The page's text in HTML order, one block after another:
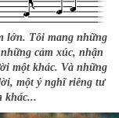
lớn. Tôi mang những
cảm xúc, nhận
một khác. Và những
một ý nghĩ riêng tư
khác...